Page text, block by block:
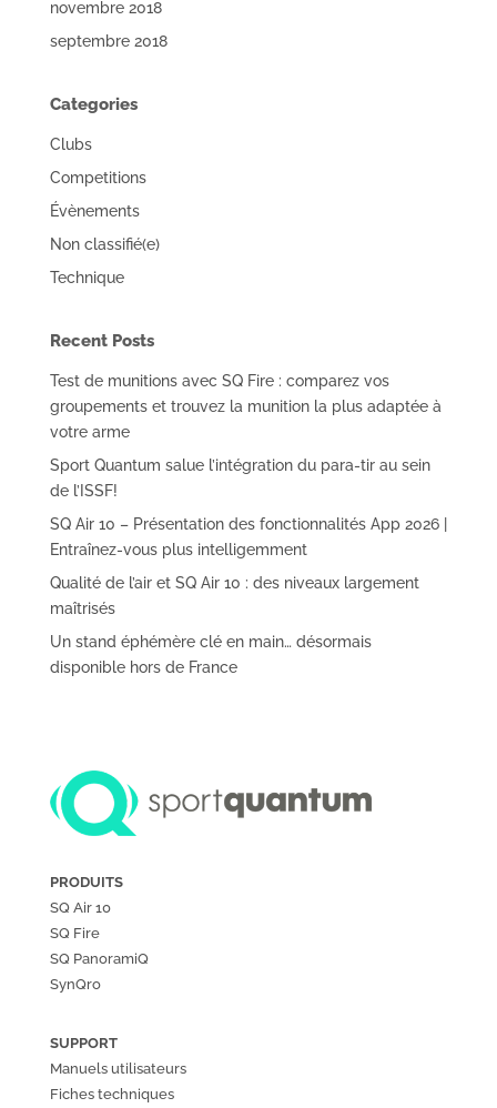
novembre 2018
septembre 2018
Categories
Clubs
Competitions
Évènements
Non classifié(e)
Technique
Recent Posts
Test de munitions avec SQ Fire : comparez vos
groupements et trouvez la munition la plus adaptée à
votre arme
Sport Quantum salue l’intégration du para-tir au sein
de l’ISSF!
SQ Air 10 – Présentation des fonctionnalités App 2026 |
Entraînez-vous plus intelligemment
Qualité de l’air et SQ Air 10 : des niveaux largement
maîtrisés
Un stand éphémère clé en main… désormais
disponible hors de France
PRODUITS
SQ Air 10
SQ Fire
SQ PanoramiQ
SynQro
SUPPORT
Manuels utilisateurs
Fiches techniques